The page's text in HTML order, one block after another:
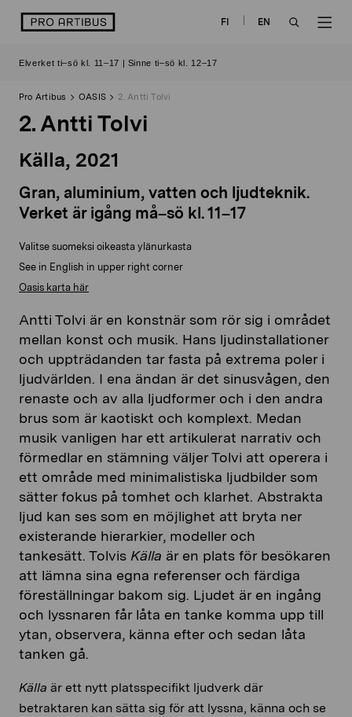
logo FI
EN
Elverket ti–sö kl. 11–17 | Sinne ti–sö kl. 12–17
Pro Artibus OASIS 2. Antti Tolvi
2. Antti Tolvi
Källa, 2021
Gran, aluminium, vatten och ljudteknik.
Verket är igång må–sö kl. 11–17
Valitse suomeksi oikeasta ylänurkasta
See in English in upper right corner
Oasis karta här
Antti Tolvi är en konstnär som rör sig i området
mellan konst och musik. Hans ljudinstallationer
och uppträdanden tar fasta på extrema poler i
ljudvärlden. I ena ändan är det sinusvågen, den
renaste och av alla ljudformer och i den andra
brus som är kaotiskt och komplext. Medan
musik vanligen har ett artikulerat narrativ och
förmedlar en stämning väljerTolvi att operera i
ett område med minimalistiska ljudbilder som
sätter fokus på tomhet och klarhet. Abstrakta
ljud kan ses som en möjlighet att bryta ner
existerande hierarkier, modeller och
tankesätt. Tolvis Källa är en plats för besökaren
att lämna sina egna referenser och färdiga
föreställningar bakom sig. Ljudet är en ingång
och lyssnaren får låta en tanke komma upp till
ytan, observera, känna efter och sedan låta
tanken gå.
Källa är ett nytt platsspecifikt ljudverk där
betraktaren kan sätta sig för att lyssna, känna och se